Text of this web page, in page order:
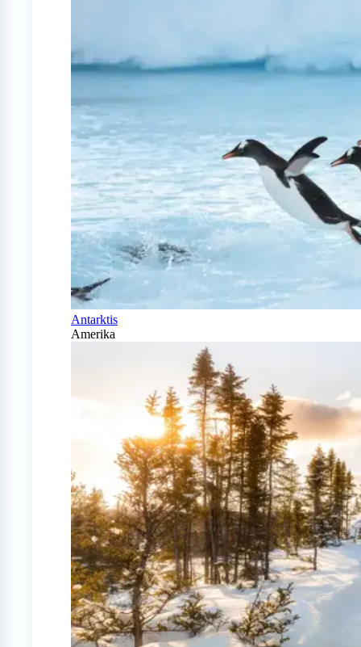
Antarktis
Amerika